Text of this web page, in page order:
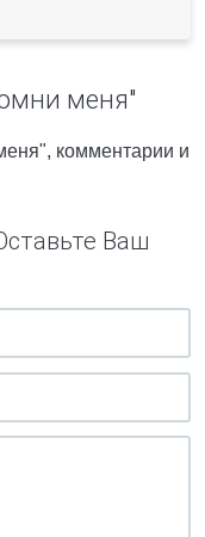
меня"
комментарии и
Ваш